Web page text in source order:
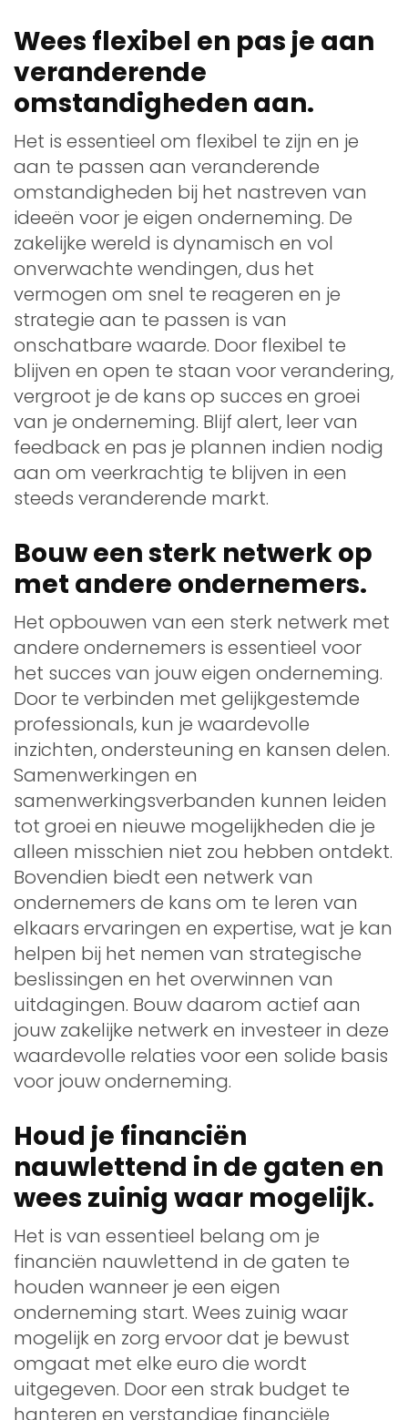
Wees flexibel en pas je aan
veranderende
omstandigheden aan.
Het is essentieel om flexibel te zijn en je
aan te passen aan veranderende
omstandigheden bij het nastreven van
ideeën voor je eigen onderneming. De
zakelijke wereld is dynamisch en vol
onverwachte wendingen, dus het
vermogen om snel te reageren en je
strategie aan te passen is van
onschatbare waarde. Door flexibel te
blijven en open te staan voor verandering,
vergroot je de kans op succes en groei
van je onderneming. Blijf alert, leer van
feedback en pas je plannen indien nodig
aan om veerkrachtig te blijven in een
steeds veranderende markt.
Bouw een sterk netwerk op
met andere ondernemers.
Het opbouwen van een sterk netwerk met
andere ondernemers is essentieel voor
het succes van jouw eigen onderneming.
Door te verbinden met gelijkgestemde
professionals, kun je waardevolle
inzichten, ondersteuning en kansen delen.
Samenwerkingen en
samenwerkingsverbanden kunnen leiden
tot groei en nieuwe mogelijkheden die je
alleen misschien niet zou hebben ontdekt.
Bovendien biedt een netwerk van
ondernemers de kans om te leren van
elkaars ervaringen en expertise, wat je kan
helpen bij het nemen van strategische
beslissingen en het overwinnen van
uitdagingen. Bouw daarom actief aan
jouw zakelijke netwerk en investeer in deze
waardevolle relaties voor een solide basis
voor jouw onderneming.
Houd je financiën
nauwlettend in de gaten en
wees zuinig waar mogelijk.
Het is van essentieel belang om je
financiën nauwlettend in de gaten te
houden wanneer je een eigen
onderneming start. Wees zuinig waar
mogelijk en zorg ervoor dat je bewust
omgaat met elke euro die wordt
uitgegeven. Door een strak budget te
hanteren en verstandige financiële